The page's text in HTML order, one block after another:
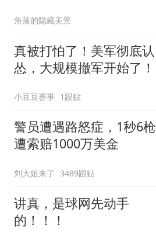
角落的隐藏美景
真被打怕了！美军彻底认
怂，大规模撤军开始了！
小豆豆赛事 1跟贴
警员遭遇路怒症，1秒6枪
遭索赔1000万美金
刘大姐来了 3489跟贴
讲真，是球网先动手
的！！！